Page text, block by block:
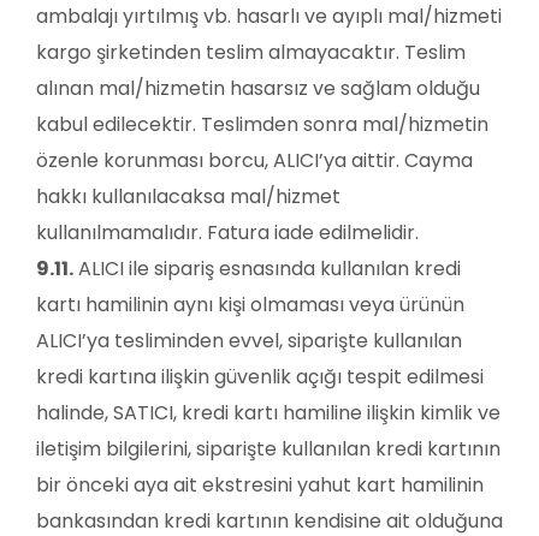
ambalajı yırtılmış vb. hasarlı ve ayıplı mal/hizmeti
kargo şirketinden teslim almayacaktır. Teslim
alınan mal/hizmetin hasarsız ve sağlam olduğu
kabul edilecektir. Teslimden sonra mal/hizmetin
özenle korunması borcu, ALICI’ya aittir. Cayma
hakkı kullanılacaksa mal/hizmet
kullanılmamalıdır. Fatura iade edilmelidir.
9.11.ALICI ile sipariş esnasında kullanılan kredi
kartı hamilinin aynı kişi olmaması veya ürünün
ALICI’ya tesliminden evvel, siparişte kullanılan
kredi kartına ilişkin güvenlik açığı tespit edilmesi
halinde, SATICI, kredi kartı hamiline ilişkin kimlik ve
iletişim bilgilerini, siparişte kullanılan kredi kartının
bir önceki aya ait ekstresini yahut kart hamilinin
bankasından kredi kartının kendisine ait olduğuna